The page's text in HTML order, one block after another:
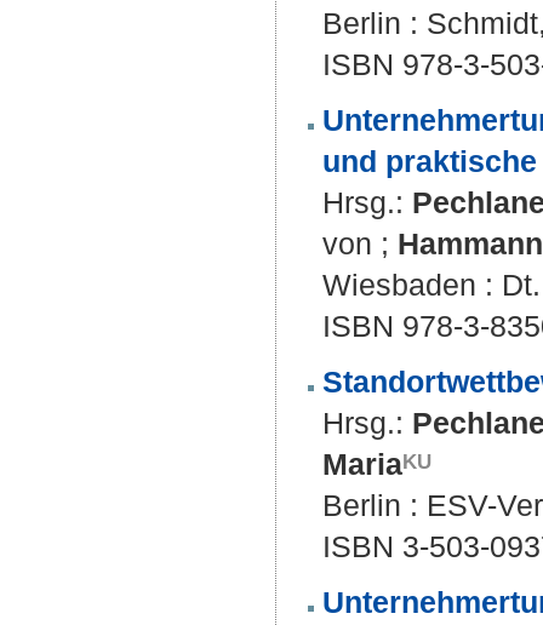
Berlin :
ISBN 978-3-
und
Hrsg.:
von ;
Wiesbaden :
ISBN 978-3-
Hrsg.:
Maria
Berlin : ESV-
ISBN 3-503-